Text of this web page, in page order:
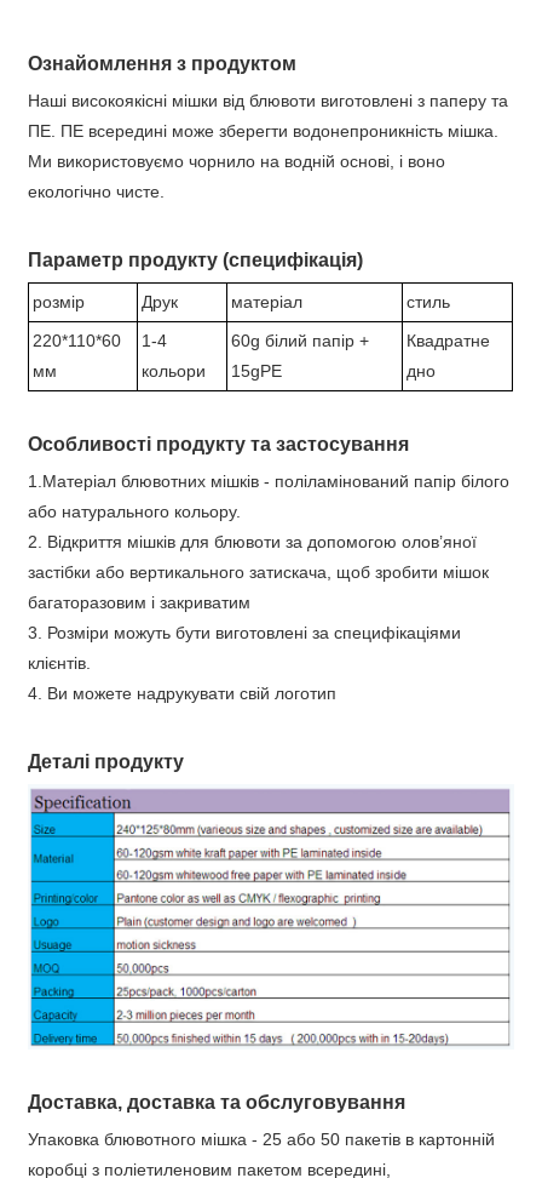
Ознайомлення з продуктом
Наші високоякісні мішки від блювоти виготовлені з паперу та
ПЕ. ПЕ всередині може зберегти водонепроникність мішка.
Ми використовуємо чорнило на водній основі, і воно
екологічно чисте.
Параметр продукту (специфікація)
розмір Друк матеріал
стиль
220*110*60
мм
1-4
кольори
60g білий папір +
15gPE
Квадратне
дно
Особливості продукту та застосування
1.Матеріал блювотних мішків - поліламінований папір білого
або натурального кольору.
2. Відкриття мішків для блювоти за допомогою олов’яної
застібки або вертикального затискача, щоб зробити мішок
багаторазовим і закриватим
3. Розміри можуть бути виготовлені за специфікаціями
клієнтів.
4. Ви можете надрукувати свій логотип
Деталі продукту
Доставка, доставка та обслуговування
Упаковка блювотного мішка - 25 або 50 пакетів в картонній
коробці з поліетиленовим пакетом всередині,